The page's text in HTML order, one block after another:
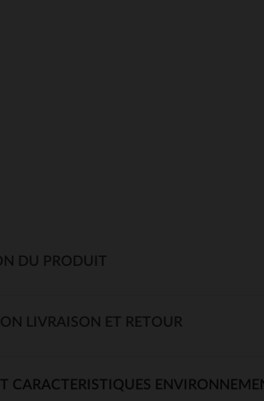
DU PRODUIT
LIVRAISON ET RETOUR
CARACTERISTIQUES